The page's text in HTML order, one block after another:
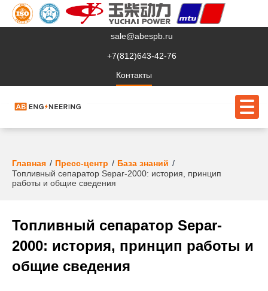
sale@abespb.ru
+7(812)643-42-76
Контакты
О компании
Клиентам
Сервис
Судовое ЭО
Главная Пресс-центр
База знаний
Топливный сепаратор Separ-2000: история, принцип
работы и общие сведения
Топливный сепаратор Separ-
2000: история, принцип работы и
общие сведения